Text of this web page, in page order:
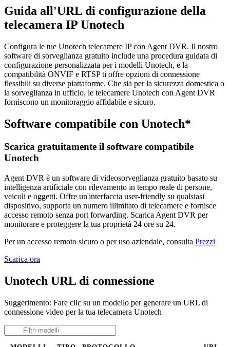
Guida all'URL di configurazione della
telecamera IP Unotech
Configura le tue Unotech telecamere IP con Agent DVR. Il nostro
software di sorveglianza gratuito include una procedura guidata di
configurazione personalizzata per i modelli Unotech, e la
compatibilità ONVIF e RTSP ti offre opzioni di connessione
flessibili su diverse piattaforme. Che sia per la sicurezza domestica o
la sorveglianza in ufficio, le telecamere Unotech con Agent DVR
forniscono un monitoraggio affidabile e sicuro.
Software compatibile con Unotech*
Scarica gratuitamente il software compatibile
Unotech
Agent DVR è un software di videosorveglianza gratuito basato su
intelligenza artificiale con rilevamento in tempo reale di persone,
veicoli e oggetti. Offre un'interfaccia user-friendly su qualsiasi
dispositivo, supporta un numero illimitato di telecamere e fornisce
accesso remoto senza port forwarding. Scarica Agent DVR per
monitorare e proteggere la tua proprietà 24 ore su 24.
Per un accesso remoto sicuro o per uso aziendale, consulta Prezzi
Scarica ora
Unotech URL di connessione
Suggerimento: Fare clic su un modello per generare un URL di
connessione video per la tua telecamera Unotech